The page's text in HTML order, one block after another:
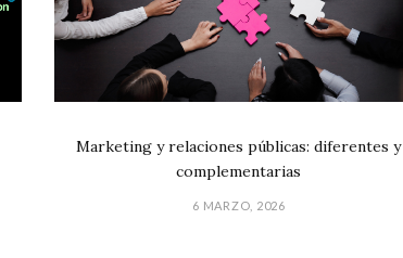
Marketing y relaciones públicas: diferentes y
complementarias
6 MARZO, 2026